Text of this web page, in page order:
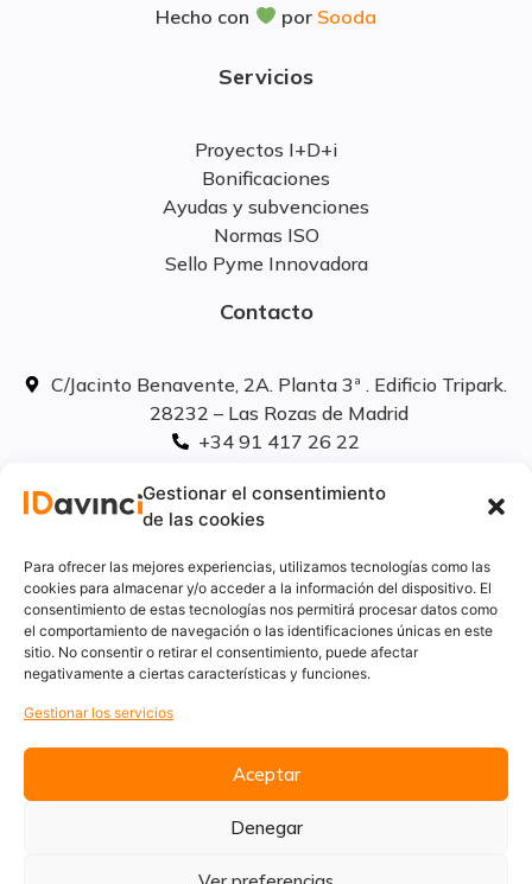
Gestionar el consentimiento
de las cookies
Para ofrecer las mejores experiencias, utilizamos tecnologías como las
cookies para almacenar y/o acceder a la información del dispositivo. El
consentimiento de estas tecnologías nos permitirá procesar datos como
el comportamiento de navegación o las identificaciones únicas en este
sitio. No consentir o retirar el consentimiento, puede afectar
negativamente a ciertas características y funciones.
Gestionar los servicios
Aceptar
Denegar
Hecho con por Sooda
Servicios
Proyectos I+D+i
Bonificaciones
Ayudas y subvenciones
Normas ISO
Sello Pyme Innovadora
Contacto
C/Jacinto Benavente, 2A. Planta 3ª . Edificio Tripark.
28232 – Las Rozas de Madrid
+34 91 417 26 22
linkedIn
Aviso Legal
Privacidad
Cookies